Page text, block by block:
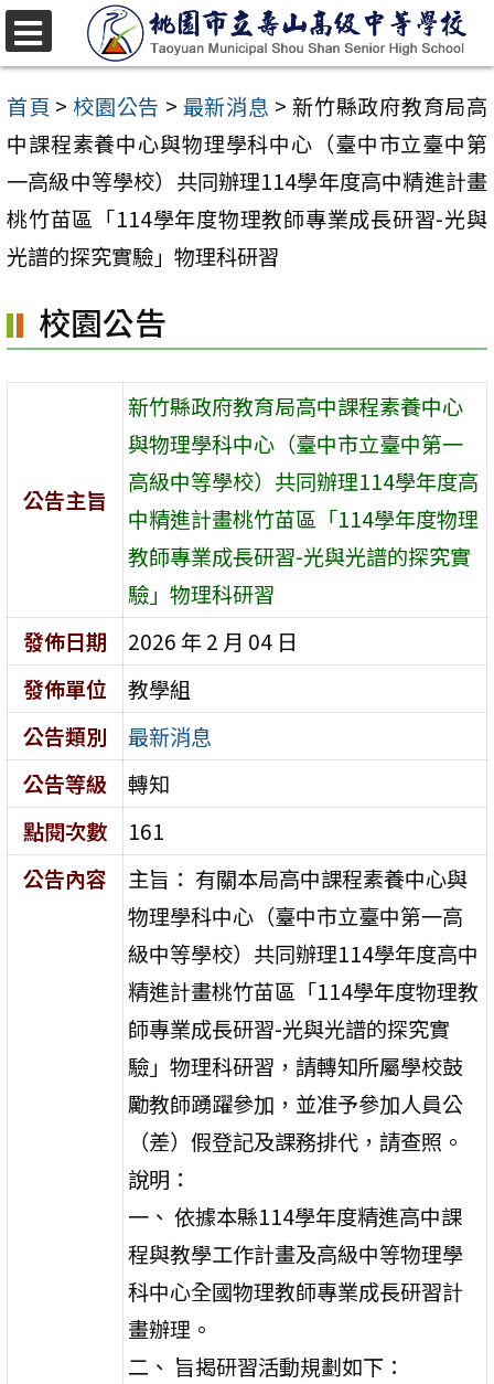
跳
至
主
要
容
區
首頁 > 校園公告 > 最新消息 > 新竹縣政府教育局高
中課程素養中心與物理學科中心（臺中市立臺中第
一高級中等學校）共同辦理114學年度高中精進計畫
桃竹苗區「114學年度物理教師專業成長研習-光與
光譜的探究實驗」物理科研習
校園公告
公告主旨
新竹縣政府教育局高中課程素養中心
與物理學科中心（臺中市立臺中第一
高級中等學校）共同辦理114學年度高
中精進計畫桃竹苗區「114學年度物理
教師專業成長研習-光與光譜的探究實
驗」物理科研習
發佈日期
2026 年 2 月 04 日
發佈單位
教學組
公告類別
最新消息
公告等級
轉知
點閱次數
161
公告內容
主旨： 有關本局高中課程素養中心與
物理學科中心（臺中市立臺中第一高
級中等學校）共同辦理114學年度高中
精進計畫桃竹苗區「114學年度物理教
師專業成長研習-光與光譜的探究實
驗」物理科研習，請轉知所屬學校鼓
勵教師踴躍參加，並准予參加人員公
（差）假登記及課務排代，請查照。
說明：
一、 依據本縣114學年度精進高中課
程與教學工作計畫及高級中等物理學
科中心全國物理教師專業成長研習計
畫辦理。
二、 旨揭研習活動規劃如下：
選
單